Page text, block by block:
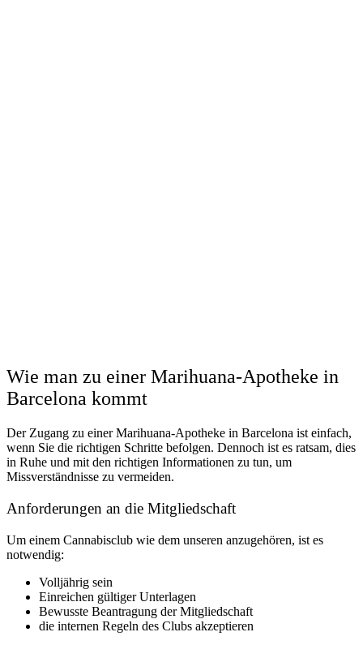
Wie man zu einer Marihuana-Apotheke in
Barcelona kommt
Der Zugang zu einer Marihuana-Apotheke in Barcelona ist einfach,
wenn Sie die richtigen Schritte befolgen. Dennoch ist es ratsam, dies
in Ruhe und mit den richtigen Informationen zu tun, um
Missverständnisse zu vermeiden.
Anforderungen an die Mitgliedschaft
Um einem Cannabisclub wie dem unseren anzugehören, ist es
notwendig:
Volljährig sein
Einreichen gültiger Unterlagen
Bewusste Beantragung der Mitgliedschaft
die internen Regeln des Clubs akzeptieren